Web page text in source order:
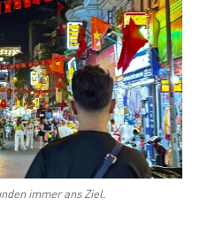
immer ans Ziel.